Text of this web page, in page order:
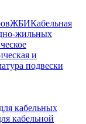
ЖБИКабельная
жильных
и
подвески
кабельных
кабельной